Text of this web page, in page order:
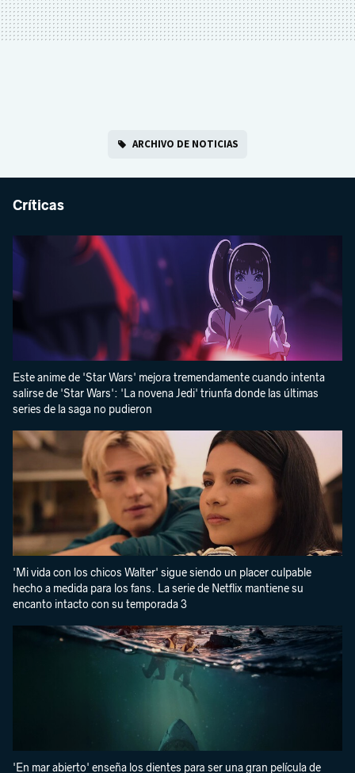
ARCHIVO DE NOTICIAS
Críticas
Este anime de 'Star Wars' mejora tremendamente cuando intenta
salirse de 'Star Wars': 'La novena Jedi' triunfa donde las últimas
series de la saga no pudieron
'Mi vida con los chicos Walter' sigue siendo un placer culpable
hecho a medida para los fans. La serie de Netflix mantiene su
encanto intacto con su temporada 3
'En mar abierto' enseña los dientes para ser una gran película de